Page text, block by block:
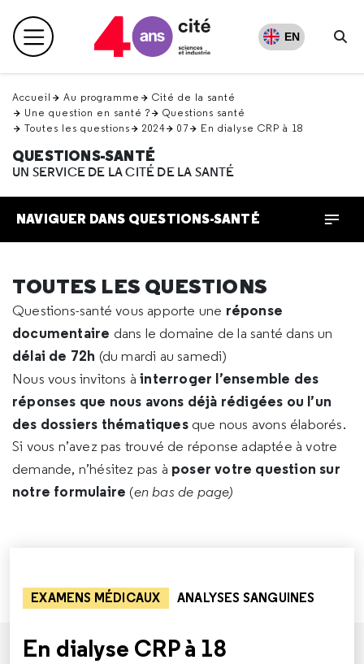
en
haut Menu principal EN
Accueil Au programme
Cité de la santé
Une question en santé ?
Questions santé
Toutes les questions
2024 07 En dialyse CRP à 18
QUESTIONS-SANTÉ
UN SERVICE DE LA CITÉ DE LA SANTÉ
NAVIGUER DANS QUESTIONS-SANTÉ
TOUTES LES QUESTIONS
Questions-santé vous apporte une réponse
documentaire dans le domaine de la santé dans un
délai de 72h (du mardi au samedi)
Nous vous invitons àinterroger l’ensemble des
réponses que nous avons déjà rédigées ou l’un
des dossiers thématiques que nous avons élaborés.
Si vous n’avez pas trouvé de réponse adaptée à votre
demande, n’hésitez pas à poser votre question sur
notre formulaire (en bas de page)
EXAMENS MÉDICAUX ANALYSES SANGUINES
En dialyse CRP à 18